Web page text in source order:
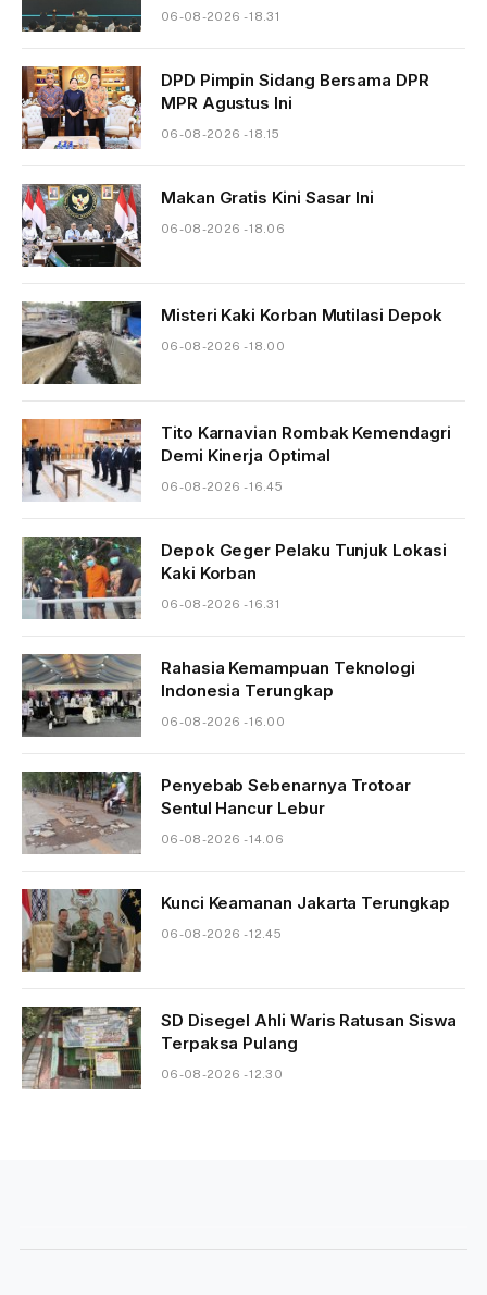
06-08-2026 - 18.31
DPD Pimpin Sidang Bersama DPR
MPR Agustus Ini
06-08-2026 - 18.15
Makan Gratis Kini Sasar Ini
06-08-2026 - 18.06
Misteri Kaki Korban Mutilasi Depok
06-08-2026 - 18.00
Tito Karnavian Rombak Kemendagri
Demi Kinerja Optimal
06-08-2026 - 16.45
Depok Geger Pelaku Tunjuk Lokasi
Kaki Korban
06-08-2026 - 16.31
Rahasia Kemampuan Teknologi
Indonesia Terungkap
06-08-2026 - 16.00
Penyebab Sebenarnya Trotoar
Sentul Hancur Lebur
06-08-2026 - 14.06
Kunci Keamanan Jakarta Terungkap
06-08-2026 - 12.45
SD Disegel Ahli Waris Ratusan Siswa
Terpaksa Pulang
06-08-2026 - 12.30